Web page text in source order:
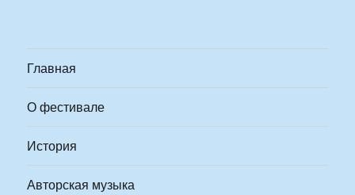
Главная
О фестивале
История
Авторская музыка